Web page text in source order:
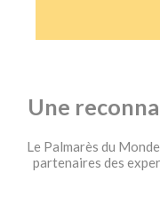
Une
Le Palmarès du
partenaires des